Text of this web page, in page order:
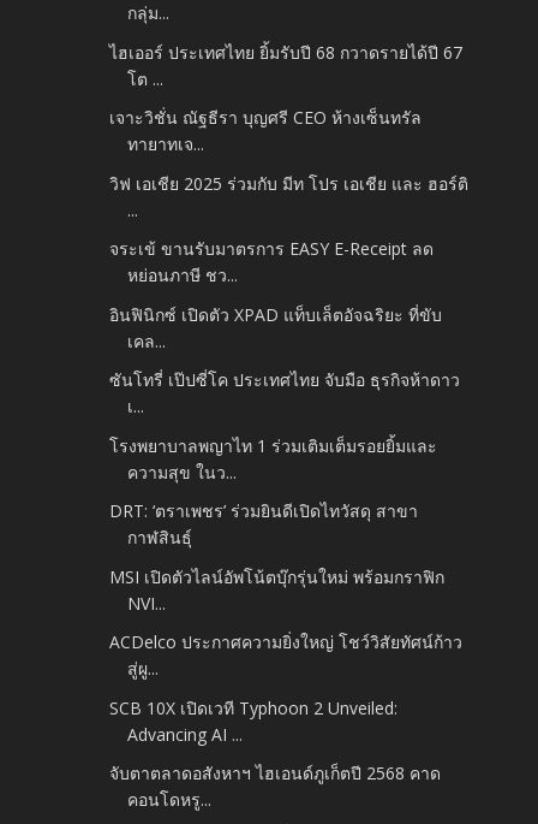
กลุ่ม...
ไฮเออร์ ประเทศไทย ยิ้มรับปี 68 กวาดรายได้ปี 67
โต ...
เจาะวิชั่น ณัฐธีรา บุญศรี CEO ห้างเซ็นทรัล
ทายาทเจ...
วิฟ เอเชีย 2025 ร่วมกับ มีท โปร เอเชีย และ ฮอร์ติ
...
จระเข้ ขานรับมาตรการ EASY E-Receipt ลด
หย่อนภาษี ชว...
อินฟินิกซ์ เปิดตัว XPAD แท็บเล็ตอัจฉริยะ ที่ขับ
เคล...
ซันโทรี่ เป๊ปซี่โค ประเทศไทย จับมือ ธุรกิจห้าดาว
เ...
โรงพยาบาลพญาไท 1 ร่วมเติมเต็มรอยยิ้มและ
ความสุข ในว...
DRT: ‘ตราเพชร’ ร่วมยินดีเปิดไทวัสดุ สาขา
กาฬสินธุ์
MSI เปิดตัวไลน์อัพโน้ตบุ๊กรุ่นใหม่ พร้อมกราฟิก
NVI...
ACDelco ประกาศความยิ่งใหญ่ โชว์วิสัยทัศน์ก้าว
สู่ผู...
SCB 10X เปิดเวที Typhoon 2 Unveiled:
Advancing AI ...
จับตาตลาดอสังหาฯ ไฮเอนด์ภูเก็ตปี 2568 คาด
คอนโดหรู...